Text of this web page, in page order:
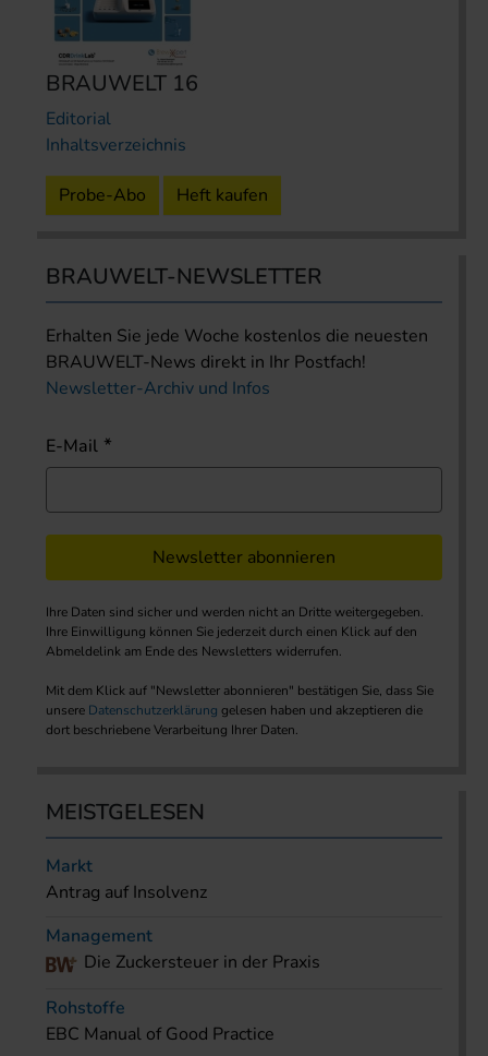
BRAUWELT 16
Editorial
Inhaltsverzeichnis
Probe-Abo Heft kaufen
BRAUWELT-NEWSLETTER
Erhalten Sie jede Woche kostenlos die neuesten
BRAUWELT-News direkt in Ihr Postfach!
Newsletter-Archiv und Infos
E-Mail
Newsletter abonnieren
Ihre Daten sind sicher und werden nicht an Dritte weitergegeben.
Ihre Einwilligung können Sie jederzeit durch einen Klick auf den
Abmeldelink am Ende des Newsletters widerrufen.
Mit dem Klick auf "Newsletter abonnieren" bestätigen Sie, dass Sie
unsere Datenschutzerklärung gelesen haben und akzeptieren die
dort beschriebene Verarbeitung Ihrer Daten.
MEISTGELESEN
Markt
Antrag auf Insolvenz
Management
Die Zuckersteuer in der Praxis
Rohstoffe
EBC Manual of Good Practice